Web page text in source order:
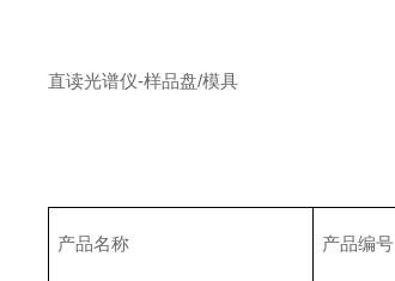
直读光谱仪-样品盘/模具
产品名称 产品编号